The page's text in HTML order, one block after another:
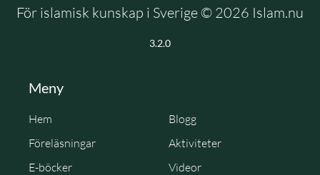
För islamisk kunskap i Sverige © 2026 Islam.nu
3.2.0
Meny
Hem
Blogg
Föreläsningar
Aktiviteter
E-böcker
Videor